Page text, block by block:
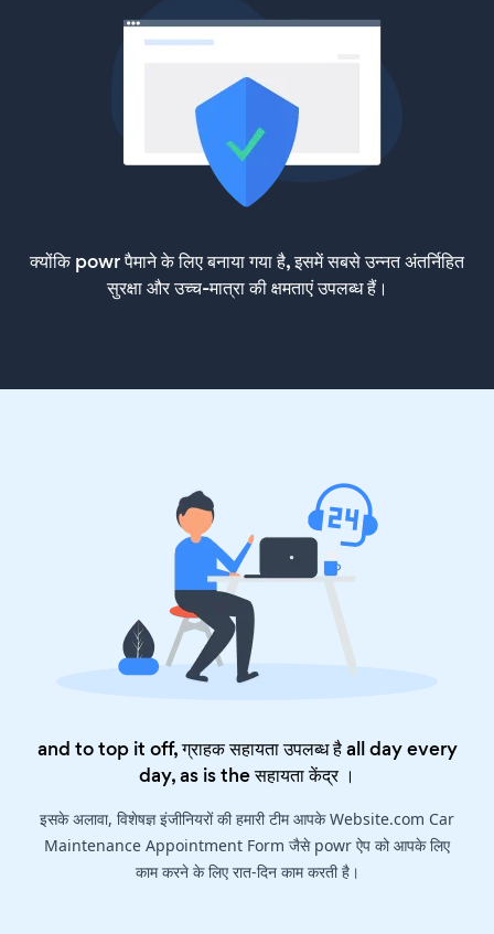
क्योंकि powr पैमाने के लिए बनाया गया है, इसमें सबसे उन्नत अंतर्निहित
सुरक्षा और उच्च-मात्रा की क्षमताएं उपलब्ध हैं।
and to top it off, ग्राहक सहायता उपलब्ध है all day every
day, as is theसहायता केंद्र।
इसके अलावा, विशेषज्ञ इंजीनियरों की हमारी टीम आपके Website.com Car
Maintenance Appointment Form जैसे powr ऐप को आपके लिए
काम करने के लिए रात-दिन काम करती है।